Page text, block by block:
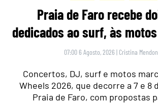
Praia de Faro recebe
dedicados ao surf, às
07:00 6 Agosto, 2026 | Cristina
Concertos, DJ, surf e motos
Wheels 2026, que decorre a 7 e 8
Praia de Faro, com propostas